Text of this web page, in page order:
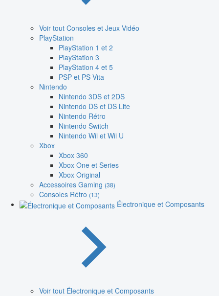
Voir tout Consoles et Jeux Vidéo
PlayStation
PlayStation 1 et 2
PlayStation 3
PlayStation 4 et 5
PSP et PS Vita
Nintendo
Nintendo 3DS et 2DS
Nintendo DS et DS Lite
Nintendo Rétro
Nintendo Switch
Nintendo Wii et Wii U
Xbox
Xbox 360
Xbox One et Series
Xbox Original
Accessoires Gaming (38)
Consoles Rétro (13)
Électronique et Composants
Voir tout Électronique et Composants